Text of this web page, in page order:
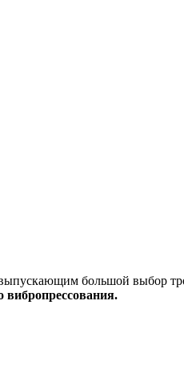
большой выбор
вибропрессования.